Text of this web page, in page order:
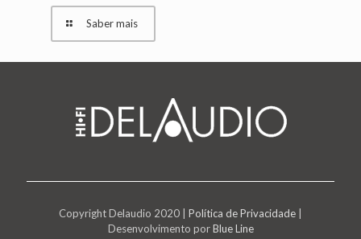
Saber mais
Copyright Delaudio 2020 | Política de Privacidade
Desenvolvimento porBlue Line